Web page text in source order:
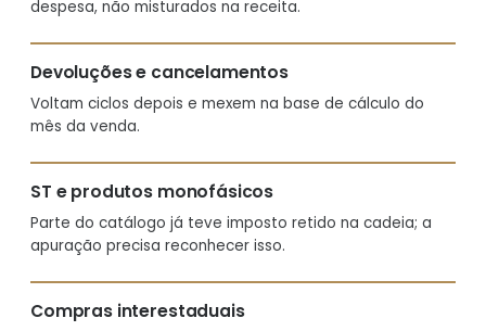
despesa, não misturados na receita.
Devoluções e cancelamentos
Voltam ciclos depois e mexem na base de cálculo do
mês da venda.
ST e produtos monofásicos
Parte do catálogo já teve imposto retido na cadeia; a
apuração precisa reconhecer isso.
Compras interestaduais